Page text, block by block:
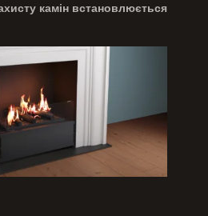
камін встановлюється